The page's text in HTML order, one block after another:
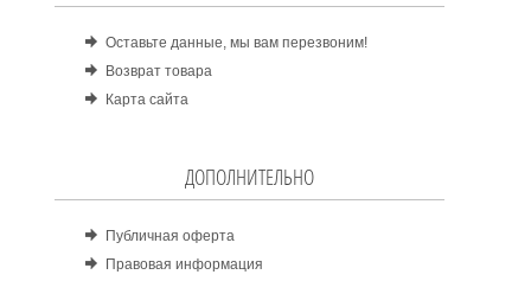
Оставьте данные, мы вам перезвоним!
Возврат товара
Карта сайта
ДОПОЛНИТЕЛЬНО
Публичная оферта
Правовая информация